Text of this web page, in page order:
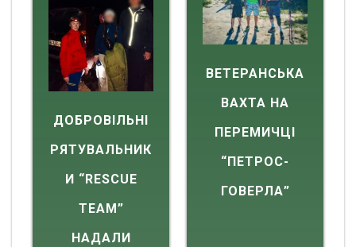
ДОБРОВІЛЬНІ
РЯТУВАЛЬНИК
И “RESCUE
TEAM”
НАДАЛИ
ВЕТЕРАНСЬКА
ВАХТА НА
ПЕРЕМИЧЦІ
“ПЕТРОС-
ГОВЕРЛА”